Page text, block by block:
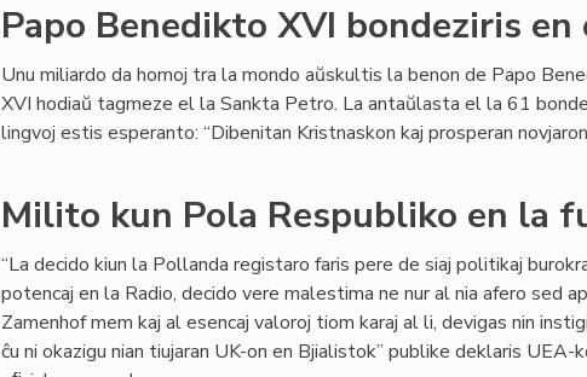
Papo Benedikto XVI bondeziris
Unu miliardo da homoj tra la mondo aŭskultis la benon de Papo
XVI hodiaŭ tagmeze el la Sankta Petro. La antaŭlasta el la 61
lingvoj estis esperanto: “Dibenitan Kristnaskon kaj prosperan
Milito kun Pola Respubliko en la
“La decido kiun la Pollanda registaro faris pere de siaj politikaj
potencaj en la Radio, decido vere malestima ne nur al nia afero sed
Zamenhof mem kaj al esencaj valoroj tiom karaj al li, devigas nin
ĉu ni okazigu nian tiujaran UK-on en Bjialistok” publike deklaris